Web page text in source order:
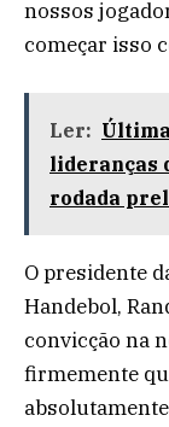
nossos
começar isso
Ler:
lideranças
rodada
O presidente
Handebol,
convicção na
firmemente